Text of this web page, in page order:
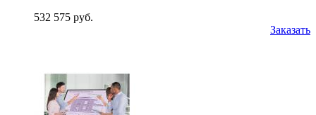
532 575 руб.
Заказать